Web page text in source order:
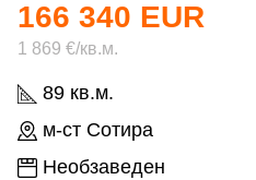
89 кв.м.
м-ст Сотира
Необзаведен
166 340 EUR
1 869 €/кв.м.